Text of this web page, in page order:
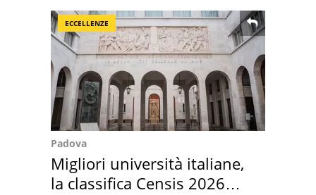
ECCELLENZE
Padova
Migliori università italiane,
la classifica Censis 2026